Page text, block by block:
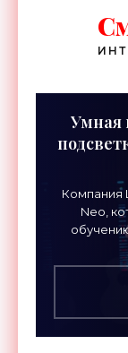
Умная
Компания
Neo,